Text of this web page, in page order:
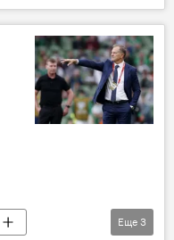
Еще 3